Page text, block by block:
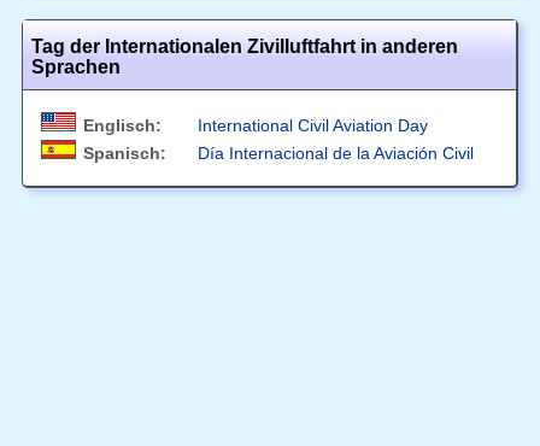
Tag der Internationalen Zivilluftfahrt in anderen
Sprachen
Englisch:
International Civil Aviation Day
Spanisch:
Día Internacional de la Aviación Civil